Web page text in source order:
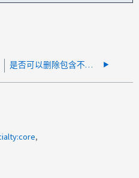
是否可以删除包含不可变对象的 S3 存储桶？